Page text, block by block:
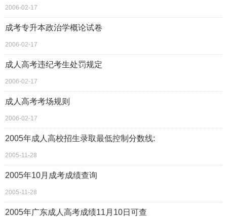
2006-02-17
成考专升本政治学概论试卷
2006-02-17
成人高考违纪考生处罚规定
2006-02-17
成人高考考场规则
2006-02-17
2005年成人高校招生录取最低控制分数线:
2005-11-28
2005年10月成考成绩查询
2005-11-28
2005年广东成人高考成绩11月10日可查